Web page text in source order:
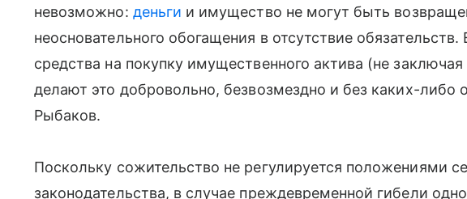
невозможно: деньги и имущество не могут быть
неосновательного обогащения в отсутствие
средства на покупку имущественного актива (не
делают это добровольно, безвозмездно и без каких-либо
Рыбаков.
Поскольку сожительство не регулируется положениями
законодательства, в случае преждевременной гибели